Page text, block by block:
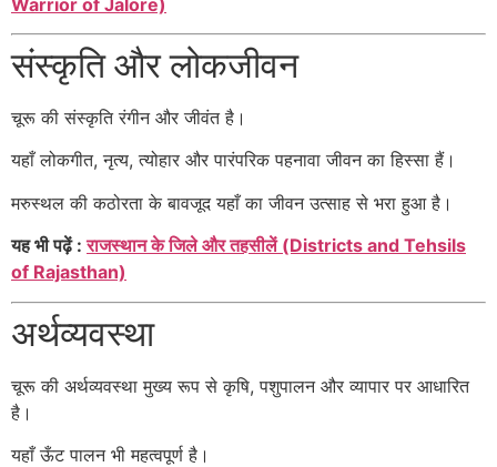
संस्कृति और लोकजीवन
चूरू की संस्कृति रंगीन और जीवंत है।
यहाँ लोकगीत, नृत्य, त्योहार और पारंपरिक पहनावा जीवन का हिस्सा हैं।
मरुस्थल की कठोरता के बावजूद यहाँ का जीवन उत्साह से भरा हुआ है।
यह भी पढ़ें :राजस्थान के जिले और तहसीलें (Districts and Tehsils
of Rajasthan)
अर्थव्यवस्था
चूरू की अर्थव्यवस्था मुख्य रूप से कृषि, पशुपालन और व्यापार पर आधारित
है।
यहाँ ऊँट पालन भी महत्वपूर्ण है।